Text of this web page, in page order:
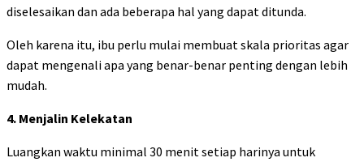
diselesaikan dan ada beberapa hal yang dapat ditunda.
Oleh karena itu, ibu perlu mulai membuat skala prioritas agar
dapat mengenali apa yang benar-benar penting dengan lebih
mudah.
4. Menjalin Kelekatan
Luangkan waktu minimal 30 menit setiap harinya untuk